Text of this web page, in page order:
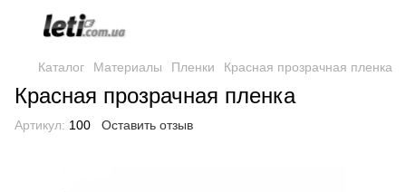
Каталог Материалы Пленки Красная прозрачная пленка
Красная прозрачная пленка
Артикул: 100 Оставить отзыв